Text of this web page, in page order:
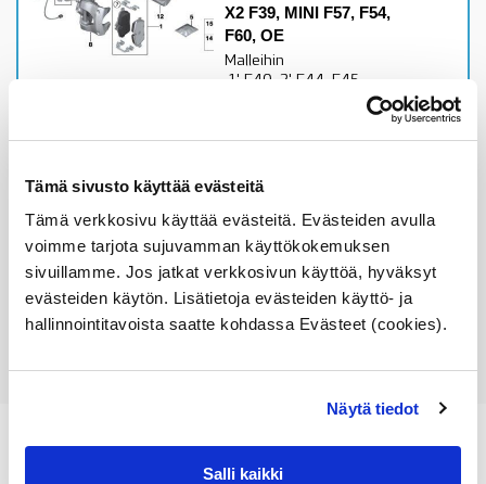
Tämä sivusto käyttää evästeitä
Tämä verkkosivu käyttää evästeitä. Evästeiden avulla
voimme tarjota sujuvamman käyttökokemuksen
sivuillamme. Jos jatkat verkkosivun käyttöä, hyväksyt
evästeiden käytön. Lisätietoja evästeiden käyttö- ja
hallinnointitavoista saatte kohdassa Evästeet (cookies).
Näytä tiedot
Salli kaikki
X2 F39, MINI F57, F54,
F60, OE
Malleihin
1' F40, 2' F44, F45,
F46, X1 F48, X2 F39,
MINI F57, F54, F60, F55,
F56 294, 330mm
61,32
Lisää ostoskoriin
Katso osan tiedot